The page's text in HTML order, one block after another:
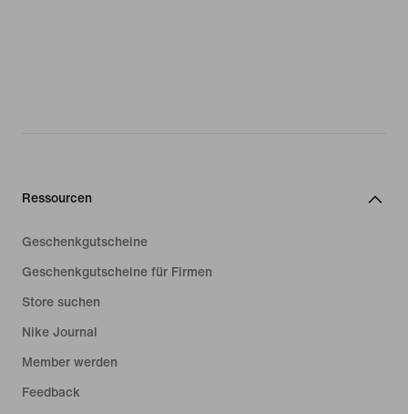
Ressourcen
Geschenkgutscheine
Geschenkgutscheine für Firmen
Store suchen
Nike Journal
Member werden
Feedback